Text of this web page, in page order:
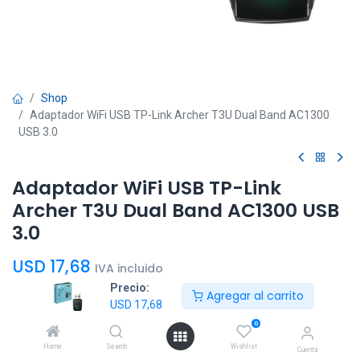
Precio:
USD 17,68
Agregar al carrito
Home Search
0
Wishlist Cuenta
Shop
Adaptador WiFi USB TP-Link Archer T3U Dual Band AC1300
USB 3.0
Adaptador WiFi USB TP-Link
Archer T3U Dual Band AC1300 USB
3.0
USD 17,68 IVA incluido